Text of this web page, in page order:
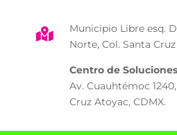

Municipio Libre esq.
Norte, Col. Santa
Centro de
Av. Cuauhtémoc
Cruz Atoyac, CDMX.